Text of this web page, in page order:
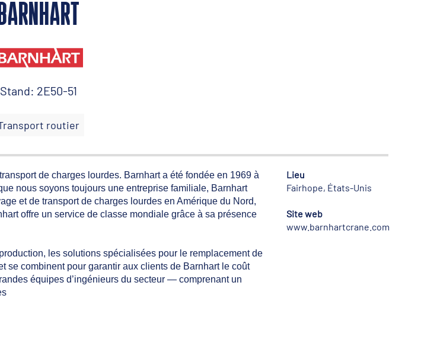
Stand: 2E50-51
routier
de charges lourdes. Barnhart a été fondée en 1969 à
nous soyons toujours une entreprise familiale, Barnhart
et de transport de charges lourdes en Amérique du Nord,
offre un service de classe mondiale grâce à sa présence
les solutions spécialisées pour le remplacement de
se combinent pour garantir aux clients de Barnhart le coût
équipes d’ingénieurs du secteur — comprenant un
Lieu
Fairhope, États-Unis
Site web
www.barnhartcrane.com